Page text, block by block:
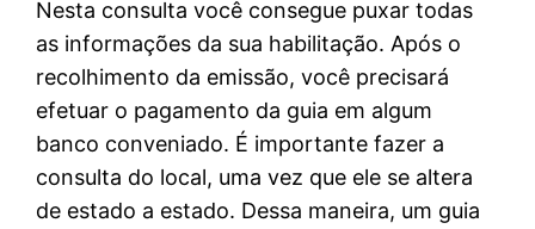
Nesta consulta você consegue puxar todas
as informações da sua habilitação. Após o
recolhimento da emissão, você precisará
efetuar o pagamento da guia em algum
banco conveniado. É importante fazer a
consulta do local, uma vez que ele se altera
de estado a estado. Dessa maneira, um guia